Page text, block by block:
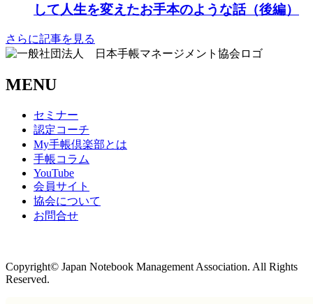
して人生を変えたお手本のような話（後編）
さらに記事を見る
MENU
セミナー
認定コーチ
My手帳倶楽部とは
手帳コラム
YouTube
会員サイト
協会について
お問合せ
Copyright© Japan Notebook Management Association. All Rights
Reserved.